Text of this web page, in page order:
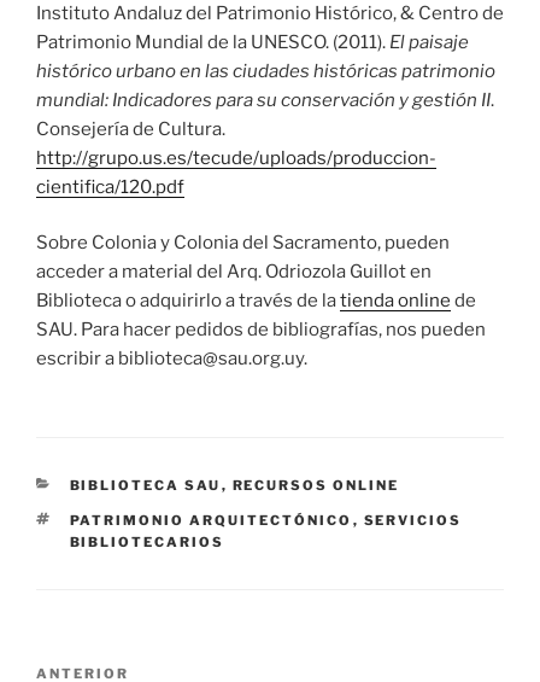
Instituto Andaluz del Patrimonio Histórico, & Centro de
Patrimonio Mundial de la UNESCO. (2011). El paisaje
histórico urbano en las ciudades históricas patrimonio
mundial: Indicadores para su conservación y gestión II.
Consejería de Cultura.
http://grupo.us.es/tecude/uploads/produccion-
cientifica/120.pdf
Sobre Colonia y Colonia del Sacramento, pueden
acceder a material del Arq. Odriozola Guillot en
Biblioteca o adquirirlo a través de latienda online de
SAU. Para hacer pedidos de bibliografías, nos pueden
escribir a biblioteca@sau.org.uy.
CATEGORÍAS
BIBLIOTECA SAU , RECURSOS ONLINE
ETIQUETAS
PATRIMONIO ARQUITECTÓNICO , SERVICIOS
BIBLIOTECARIOS
Entrada
ANTERIOR